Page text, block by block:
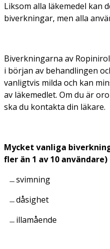
Liksom alla läkemedel kan
biverkningar, men alla
Biverkningarna av
i början av behandlingen
vanligtvis milda och kan
av läkemedlet. Om du är
ska du kontakta din läkare.
Mycket vanliga
fler än 1 av 10 användare)
svimning
dåsighet
illamående